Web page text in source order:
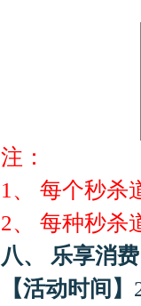
注：
1、 每个秒杀
2、 每种秒杀
八、 乐享消费
【活动时间】